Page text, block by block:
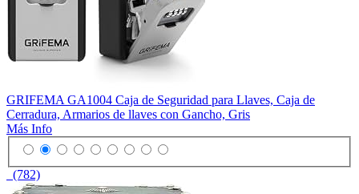
GRIFEMA GA1004 Caja de Seguridad para Llaves, Caja de
Cerradura, Armarios de llaves con Gancho, Gris
Más Info
(782)